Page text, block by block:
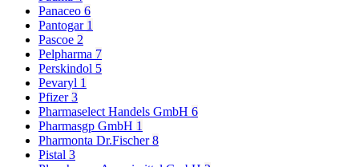
Panaceo 6
Pantogar 1
Pascoe 2
Pelpharma 7
Perskindol 5
Pevaryl 1
Pfizer3
Pharmaselect Handels GmbH 6
Pharmasgp GmbH 1
Pharmonta Dr.Fischer8
Pistal 3